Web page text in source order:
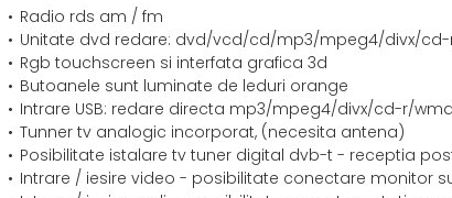
Radio rds am / fm
Unitate dvd redare: dvd/vcd/cd/mp3/mpeg4/divx/
Rgb touchscreen si interfata grafica 3d
Butoanele sunt luminate de leduri orange
Intrare USB: redare directa mp3/mpeg4/divx/cd-r/
Tunner tv analogic incorporat, (necesita antena)
Posibilitate istalare tv tuner digital dvb-t - receptia
Intrare / iesire video - posibilitate conectare monitor